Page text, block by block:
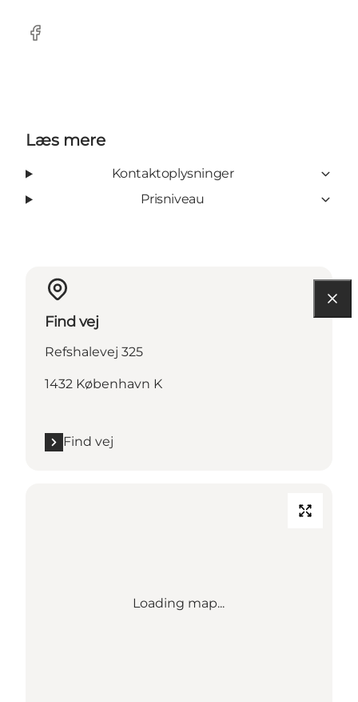
Facebook
Læs mere
Kontaktoplysninger
Prisniveau
Find vej
Refshalevej 325
1432 København K
Find vej
Loading map...